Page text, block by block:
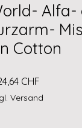
Alfa-
Cotton
CHF
Preis
Versand